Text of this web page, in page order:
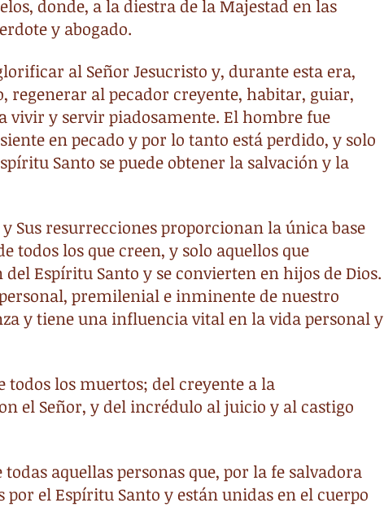
donde, a la diestra de la Majestad en las
y abogado.
al Señor Jesucristo y, durante esta era,
regenerar al pecador creyente, habitar, guiar,
y servir piadosamente. El hombre fue
en pecado y por lo tanto está perdido, y solo
Santo se puede obtener la salvación y la
Sus resurrecciones proporcionan la única base
todos los que creen, y solo aquellos que
Espíritu Santo y se convierten en hijos de Dios.
premilenial e inminente de nuestro
y tiene una influencia vital en la vida personal y
los muertos; del creyente a la
el Señor, y del incrédulo al juicio y al castigo
aquellas personas que, por la fe salvadora
el Espíritu Santo y están unidas en el cuerpo